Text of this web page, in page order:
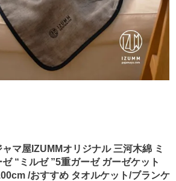
マ屋IZUMMオリジナル 三河木綿 ミ
ゼ “ミルゼ ”5重ガーゼ ガーゼケット
/おすすめ タオルケット/ブランケ